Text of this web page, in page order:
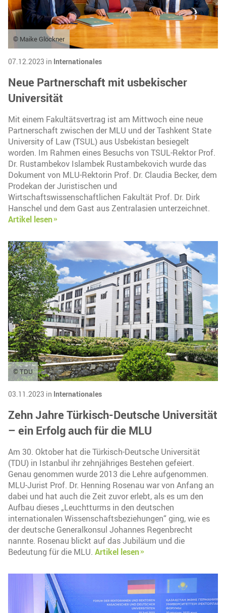
© Maike Glöckner
07.12.2023 in Internationales
Neue Partnerschaft mit usbekischer
Universität
Mit einem Fakultätsvertrag ist am Mittwoch eine neue
Partnerschaft zwischen der MLU und der Tashkent State
University of Law (TSUL) aus Usbekistan besiegelt
worden. Im Rahmen eines Besuchs von TSUL-Rektor Prof.
Dr. Rustambekov Islambek Rustambekovich wurde das
Dokument von MLU-Rektorin Prof. Dr. Claudia Becker, dem
Prodekan der Juristischen und
Wirtschaftswissenschaftlichen Fakultät Prof. Dr. Dirk
Hanschel und dem Gast aus Zentralasien unterzeichnet.
Artikel lesen
© TDU
03.11.2023 in Internationales
Zehn Jahre Türkisch-Deutsche Universität
– ein Erfolg auch für die MLU
Am 30. Oktober hat die Türkisch-Deutsche Universität
(TDU) in Istanbul ihr zehnjähriges Bestehen gefeiert.
Genau genommen wurde 2013 die Lehre aufgenommen.
MLU-Jurist Prof. Dr. Henning Rosenau war von Anfang an
dabei und hat auch die Zeit zuvor erlebt, als es um den
Aufbau dieses „Leuchtturms in den deutschen
internationalen Wissenschaftsbeziehungen“ ging, wie es
der deutsche Generalkonsul Johannes Regenbrecht
nannte. Rosenau blickt auf das Jubiläum und die
Bedeutung für die MLU. Artikel lesen